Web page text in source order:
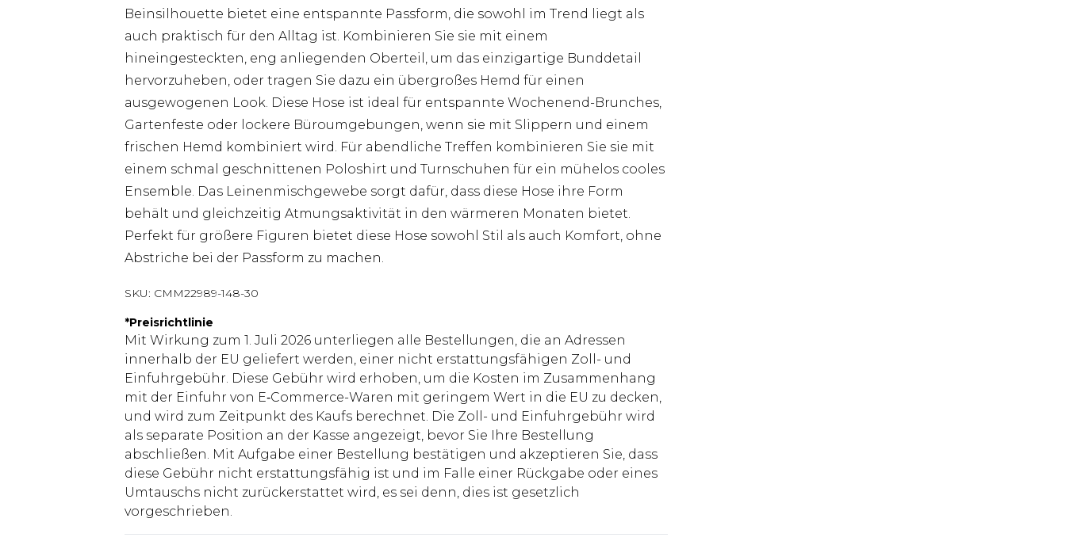
Beinsilhouette bietet eine entspannte Passform, die sowohl im Trend liegt als
auch praktisch für den Alltag ist. Kombinieren Sie sie mit einem
hineingesteckten, eng anliegenden Oberteil, um das einzigartige Bunddetail
hervorzuheben, oder tragen Sie dazu ein übergroßes Hemd für einen
ausgewogenen Look. Diese Hose ist ideal für entspannte Wochenend-Brunches,
Gartenfeste oder lockere Büroumgebungen, wenn sie mit Slippern und einem
frischen Hemd kombiniert wird. Für abendliche Treffen kombinieren Sie sie mit
einem schmal geschnittenen Poloshirt und Turnschuhen für ein mühelos cooles
Ensemble. Das Leinenmischgewebe sorgt dafür, dass diese Hose ihre Form
behält und gleichzeitig Atmungsaktivität in den wärmeren Monaten bietet.
Perfekt für größere Figuren bietet diese Hose sowohl Stil als auch Komfort, ohne
Abstriche bei der Passform zu machen.
SKU: CMM22989-148-30
*Preisrichtlinie
Mit Wirkung zum 1. Juli 2026 unterliegen alle Bestellungen, die an Adressen
innerhalb der EU geliefert werden, einer nicht erstattungsfähigen Zoll- und
Einfuhrgebühr. Diese Gebühr wird erhoben, um die Kosten im Zusammenhang
mit der Einfuhr von E‑Commerce-Waren mit geringem Wert in die EU zu decken,
und wird zum Zeitpunkt des Kaufs berechnet. Die Zoll- und Einfuhrgebühr wird
als separate Position an der Kasse angezeigt, bevor Sie Ihre Bestellung
abschließen. Mit Aufgabe einer Bestellung bestätigen und akzeptieren Sie, dass
diese Gebühr nicht erstattungsfähig ist und im Falle einer Rückgabe oder eines
Umtauschs nicht zurückerstattet wird, es sei denn, dies ist gesetzlich
vorgeschrieben.